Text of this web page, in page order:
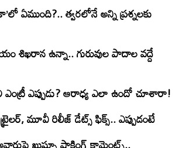
ఏముంది?.. త్వరలోనే అన్ని ప్రశ్నలకు
శిఖరాన ఉన్నా.. గురువుల పాదాల వద్దే
ఎప్పుడు? ఆరాధ్య ఎలా ఉందో చూశారా!
మూవీ రిలీజ్ డేట్స్ ఫిక్స్.. ఎప్పుడంటే